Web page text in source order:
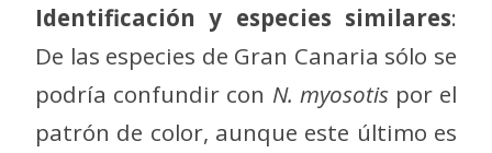
Identificación y especies similares:
De las especies de Gran Canaria sólo se
podría confundir con N. myosotispor el
patrón de color, aunque este último es